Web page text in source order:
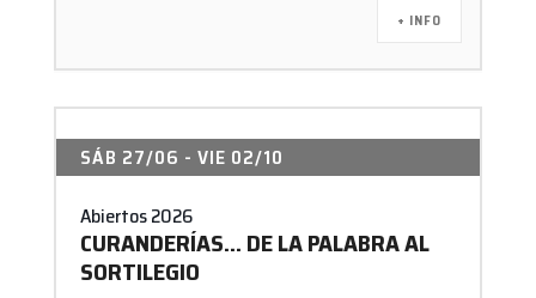
+ INFO
SÁB 27/06 - VIE 02/10
Abiertos 2026
CURANDERÍAS… DE LA PALABRA AL
SORTILEGIO